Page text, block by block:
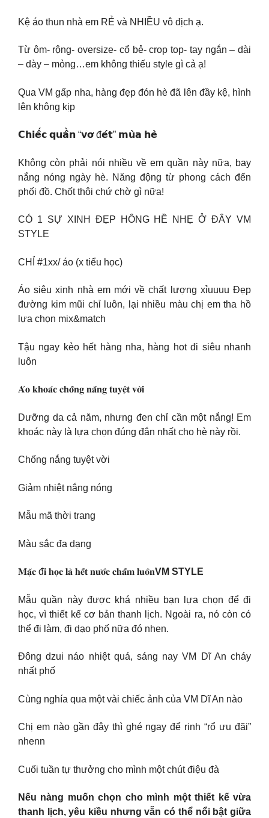
Kệ áo thun nhà em RẺ và NHIỀU vô địch ạ.
Từ ôm- rộng- oversize- cổ bẻ- crop top- tay ngắn – dài
– dày – mỏng…em không thiếu style gì cả ạ!
Qua VM gấp nha, hàng đẹp đón hè đã lên đầy kệ, hình
lên không kịp
𝗖𝗵𝗶𝗲̂́𝗰 𝗾𝘂𝗮̂̀𝗻 “𝘃𝗼̛ đ𝗲́𝘁” 𝗺𝘂̀𝗮 𝗵𝗲̀
Không còn phải nói nhiều về em quần này nữa, bay
nắng nóng ngày hè. Năng động từ phong cách đến
phối đồ. Chốt thôi chứ chờ gì nữa!
CÓ 1 SỰ XINH ĐẸP HÔNG HỀ NHẸ Ở ĐÂY VM
STYLE
CHỈ #1xx/ áo (x tiểu học)
Áo siêu xinh nhà em mới về chất lượng xỉuuuu Đẹp
đường kim mũi chỉ luôn, lại nhiều màu chị em tha hồ
lựa chọn mix&match
Tậu ngay kẻo hết hàng nha, hàng hot đi siêu nhanh
luôn
𝐀́𝐨 𝐤𝐡𝐨𝐚́𝐜 𝐜𝐡𝐨̂́𝐧𝐠 𝐧𝐚̆́𝐧𝐠 𝐭𝐮𝐲𝐞̣̂𝐭 𝐯𝐨̛̀𝐢
Dưỡng da cả năm, nhưng đen chỉ cần một nắng! Em
khoác này là lựa chọn đúng đắn nhất cho hè này rồi.
Chống nắng tuyệt vời
Giảm nhiệt nắng nóng
Mẫu mã thời trang
Màu sắc đa dạng
𝐌𝐚̣̆𝐜 đ𝐢 𝐡𝐨̣𝐜 𝐥𝐚̀ 𝐡𝐞̂́𝐭 𝐧𝐮̛𝐨̛́𝐜 𝐜𝐡𝐚̂́𝐦 𝐥𝐮𝐨̂𝐧VM STYLE
Mẫu quần này được khá nhiều bạn lựa chọn để đi
học, vì thiết kế cơ bản thanh lịch. Ngoài ra, nó còn có
thể đi làm, đi dạo phố nữa đó nhen.
Đông dzui náo nhiệt quá, sáng nay VM Dĩ An cháy
nhất phố
Cùng nghía qua một vài chiếc ảnh của VM Dĩ An nào
Chị em nào gần đây thì ghé ngay để rinh “rổ ưu đãi”
nhenn
Cuối tuần tự thưởng cho mình một chút điệu đà
Nếu nàng muốn chọn cho mình một thiết kế vừa
thanh lịch, yêu kiều nhưng vẫn có thể nổi bật giữa